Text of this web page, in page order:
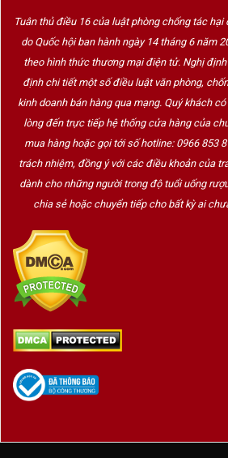
Tuân thủ điều 16 của luật phòng chống tác
do Quốc hội ban hành ngày 14 tháng 6 năm
theo hình thức thương mại điện tử. Nghị
định chi tiết một số điều luật văn phòng,
kinh doanh bán hàng qua mạng. Quý khách
lòng đến trực tiếp hệ thống cửa hàng của
mua hàng hoặc gọi tới số hotline: 0966 853
trách nhiệm, đồng ý với các điều khoản của
dành cho những người trong độ tuổi uống
chia sẻ hoặc chuyển tiếp cho bất kỳ ai